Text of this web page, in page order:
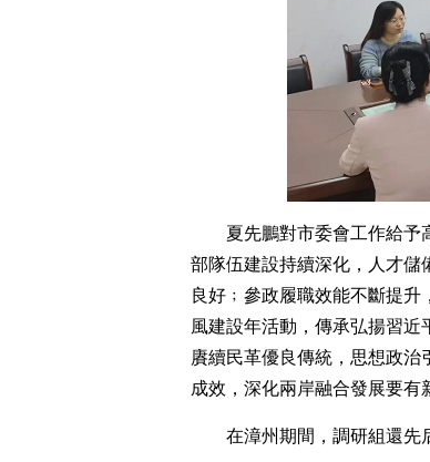
夏先鵬對市委會工作給予
部隊伍建設持續深化，人才儲
良好﹔參政履職效能不斷提
風建設年活動，傳承弘揚習近
賡續民革優良傳統，思想政
成效，深化兩岸融合發展要有
在漳州期間，調研組還先